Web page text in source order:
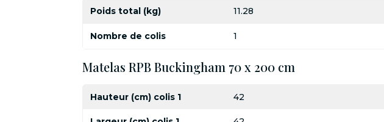
Poids total (kg) 11.28
Nombre de colis 1
Matelas RPB Buckingham 70 x 200 cm
Hauteur (cm) colis 1 42